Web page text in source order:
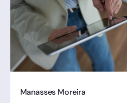
Manasses Moreira